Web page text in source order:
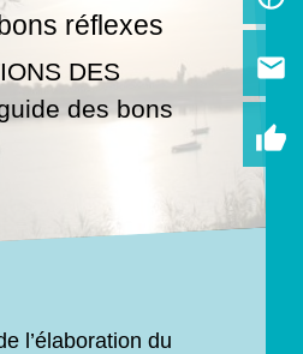
réflexes
DES
des bons
l’élaboration du
email
thumb_up